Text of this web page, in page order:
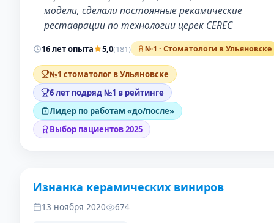
модели, сделали постоянные рекамические
реставрации по технологии церек CEREC
16 лет опыта 5,0(181) №1 · Стоматологи в Ульяновске
№1 стоматолог в Ульяновске
6 лет подряд №1 в рейтинге
Лидер по работам «до/после»
Выбор пациентов 2025
ДО
Изнанка керамических виниров
13 ноября 2020 674